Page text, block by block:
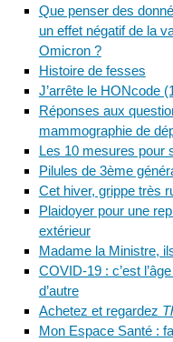
Que penser des
un effet négatif de la
Omicron ?
Histoire de fesses
J’arrête le HONcode
Réponses aux
mammographie de
Les 10 mesures pour
Pilules de 3ème
Cet hiver, grippe très
Plaidoyer pour une
extérieur
Madame la Ministre,
COVID-19 : c’est
d’autre
Achetez et regardez
Mon Espace Santé :